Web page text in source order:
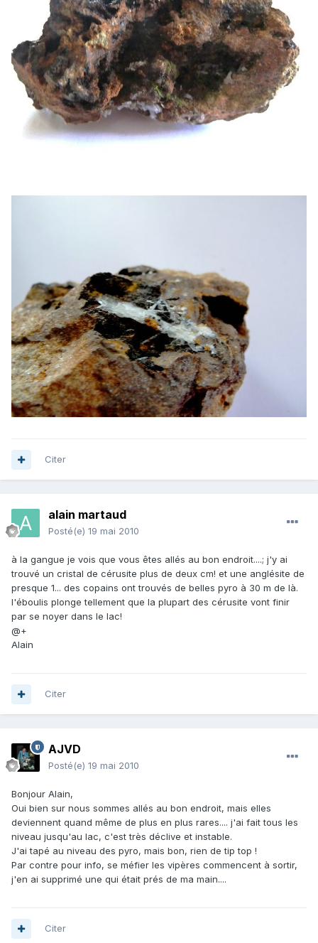
Citer
alain martaud
Posté(e) 19 mai 2010
à la gangue je vois que vous êtes allés au bon endroit....; j'y ai
trouvé un cristal de cérusite plus de deux cm! et une anglésite de
presque 1... des copains ont trouvés de belles pyro à 30 m de là.
l'éboulis plonge tellement que la plupart des cérusite vont finir
par se noyer dans le lac!
@+
Alain
Citer
AJVD
Posté(e) 19 mai 2010
Bonjour Alain,
Oui bien sur nous sommes allés au bon endroit, mais elles
deviennent quand même de plus en plus rares.... j'ai fait tous les
niveau jusqu'au lac, c'est très déclive et instable.
J'ai tapé au niveau des pyro, mais bon, rien de tip top !
Par contre pour info, se méfier les vipères commencent à sortir,
j'en ai supprimé une qui était prés de ma main....
Citer